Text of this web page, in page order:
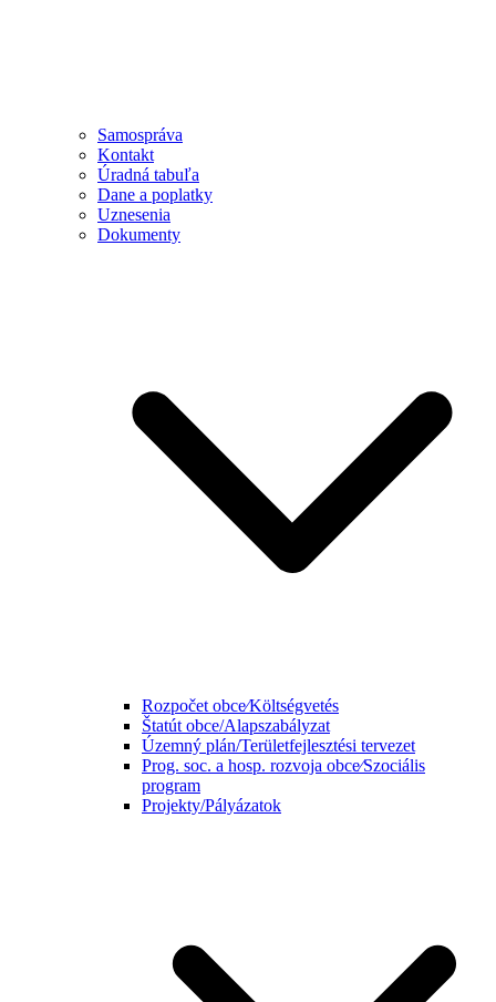
Samospráva
Kontakt
Úradná tabuľa
Dane a poplatky
Uznesenia
Dokumenty
Rozpočet obce⁄Költségvetés
Štatút obce/Alapszabályzat
Územný plán/Területfejlesztési tervezet
Prog. soc. a hosp. rozvoja obce⁄Szociális
program
Projekty/Pályázatok